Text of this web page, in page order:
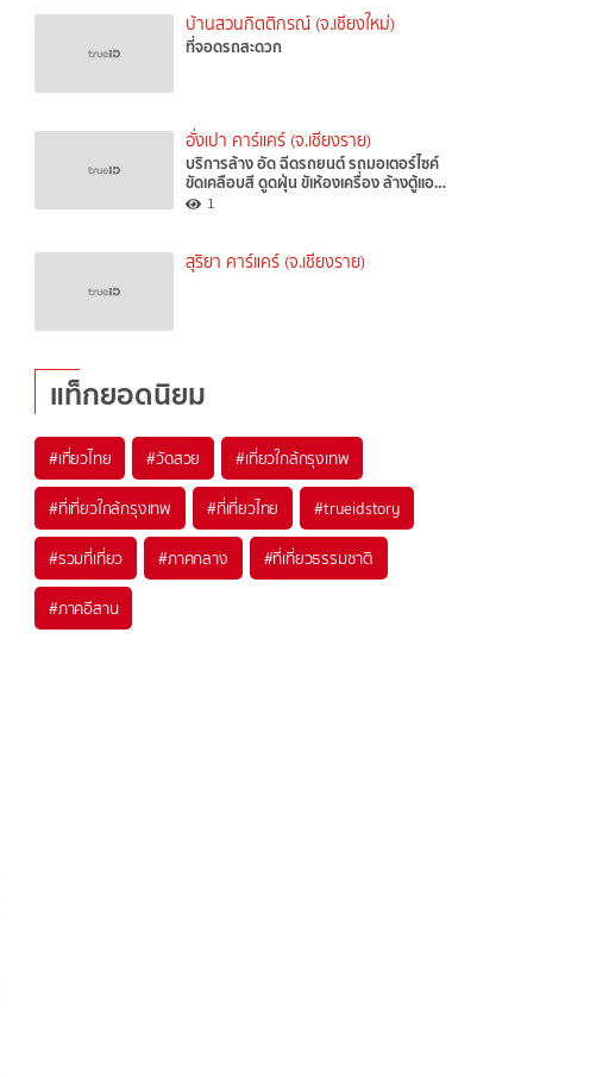
บ้านสวนกิตติกรณ์ (จ.เชียงใหม่)
ที่จอดรถสะดวก
อั่งเปา คาร์แคร์ (จ.เชียงราย)
บริการล้าง อัด ฉีดรถยนต์ รถมอเตอร์ไซค์
ขัดเคลือบสี ดูดฝุ่น ขัเห้องเครื่อง ล้างตู้แอ…
1
สุริยา คาร์แคร์ (จ.เชียงราย)
แท็กยอดนิยม
#เที่ยวไทย #วัดสวย #เที่ยวใกล้กรุงเทพ
#ที่เที่ยวใกล้กรุงเทพ #ที่เที่ยวไทย #trueidstory
#รวมที่เที่ยว #ภาคกลาง #ที่เที่ยวธรรมชาติ
#ภาคอีสาน